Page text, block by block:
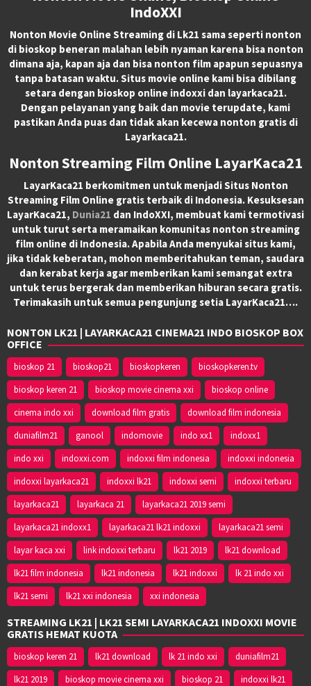
IndoXXI
Nonton Movie Online Streaming di Lk21 sama seperti nonton
di bioskop beneran malahan lebih nyaman karena bisa nonton
dimana aja, kapan aja dan bisa nonton film apapun sepuasnya
tanpa batasan waktu. Situs movie online kami bisa dibilang
setara dengan bioskop online indoxxi dan layarkaca21.
Dengan pelayanan yang baik dan movie terupdate, kami
pastikan Anda puas dan tidak akan kecewa nonton gratis di
Layarkaca21.
Nonton Streaming Film Online LayarKaca21
LayarKaca21 berkomitmen untuk menjadi Situs Nonton
Streaming Film Online gratis terbaik di Indonesia. Kesuksesan
LayarKaca21, Dunia21 dan IndoXXI, membuat kami termotivasi
untuk turut serta meramaikan komunitas nonton streaming
film online di Indonesia. Apabila Anda menyukai situs kami,
jika tidak keberatan, mohon memberitahukan teman, saudara
dan kerabat kerja agar memberikan kami semangat extra
untuk terus bergerak dan memberikan hiburan secara gratis.
Terimakasih untuk semua pengunjung setia LayarKaca21….
NONTON LK21 | LAYARKACA21 CINEMA21 INDO BIOSKOP BOX
OFFICE
bioskop 21 bioskop21 bioskopkeren
bioskopkeren.tv
bioskop keren 21
bioskop movie cinema xxi
bioskop online
cinema indo xxi
download film gratis
download film indonesia
duniafilm21
ganool indomovie indo xx1
indoxx1
indo xxi
indoxxi.com indoxxi film indonesia
indoxxi indonesia
indoxxi layarkaca21
indoxxi lk21 indoxxi semi
indoxxi terbaru
layarkaca21
layarkaca 21
layarkaca21 2019 semi
layarkaca21 indoxx1
layarkaca21 lk21 indoxxi
layarkaca21 semi
layar kaca xxi
link indoxxi terbaru lk21 2019
lk21 download
lk21 film indonesia
lk21 indonesia lk21 indoxxi
lk 21 indo xxi
lk21 semi
lk21 xxi indonesia xxi indonesia
STREAMING LK21 | LK21 SEMI LAYARKACA21 INDOXXI MOVIE
GRATIS HEMAT KUOTA
bioskop keren 21 lk21 download lk 21 indo xxi
duniafilm21
lk21 2019
bioskop movie cinema xxi bioskop 21 indoxxi lk21